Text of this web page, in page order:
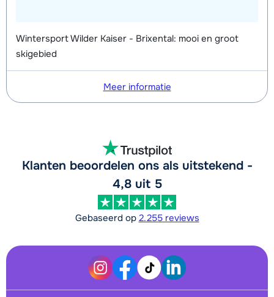
Wintersport Wilder Kaiser - Brixental: mooi en groot
skigebied
Meer informatie
Klanten beoordelen ons als uitstekend -
4,8 uit 5
Gebaseerd op 2.255 reviews